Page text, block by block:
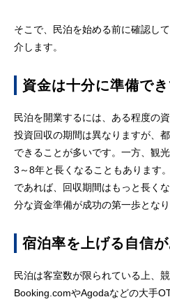
そこで、民泊を始める前に確認し
介します。
資金は十分に準備で
民泊を開業するには、ある程度の
投資回収の期間は異なりますが、
できることが多いです。一方、観
3～8年と長くなることもあります
であれば、回収期間はもっと長く
分な資金準備が成功の第一歩となり
宿泊率を上げる自信
民泊は客室数が限られている上、
Booking.comやAgodaなどの大手